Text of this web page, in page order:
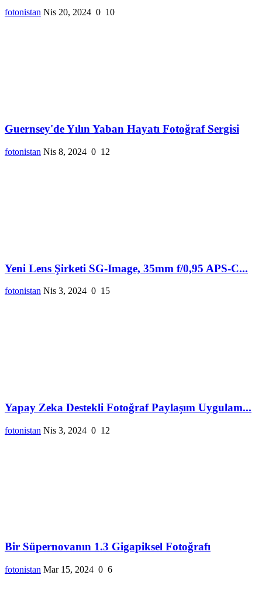
fotonistan Nis 20, 2024 0 10
Guernsey'de Yılın Yaban Hayatı Fotoğraf Sergisi
fotonistan Nis 8, 2024 0 12
Yeni Lens Şirketi SG-Image, 35mm f/0,95 APS-C...
fotonistan Nis 3, 2024 0 15
Yapay Zeka Destekli Fotoğraf Paylaşım Uygulam...
fotonistan Nis 3, 2024 0 12
Bir Süpernovanın 1.3 Gigapiksel Fotoğrafı
fotonistan Mar 15, 2024 0 6